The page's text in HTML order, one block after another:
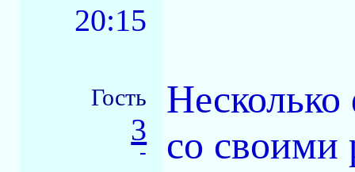
20:15
Гость
3
-
со своими